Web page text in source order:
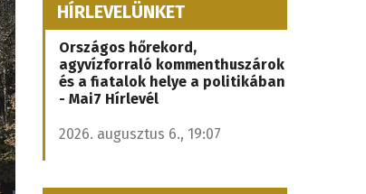
HÍRLEVELÜNKET
Országos hőrekord,
agyvízforraló kommenthuszárok
és a fiatalok helye a politikában
- Mai7 Hírlevél
2026. augusztus 6., 19:07